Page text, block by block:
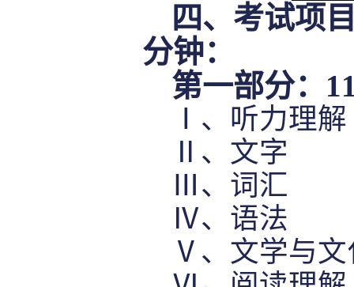
四、 考试项
分钟：
第一部分：
Ⅰ、听力理解
Ⅱ、文字
Ⅲ、词汇
Ⅳ、语法
Ⅴ、文学与文